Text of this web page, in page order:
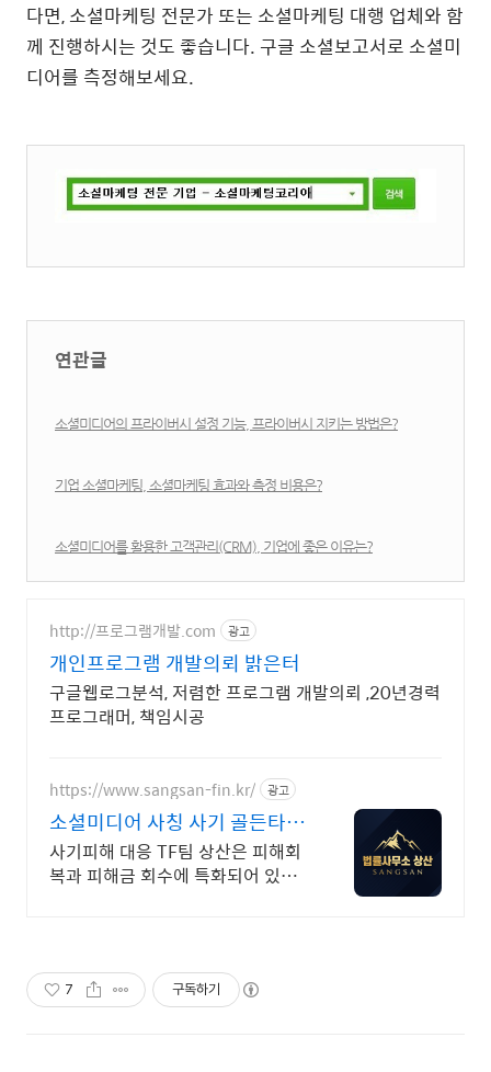
다면, 소셜마케팅 전문가 또는 소셜마케팅 대행 업체와 함
께 진행하시는 것도 좋습니다. 구글 소셜보고서로 소셜미
디어를 측정해보세요.
연관글
소셜미디어의 프라이버시 설정 기능, 프라이버시 지키는 방법은?
기업 소셜마케팅, 소셜마케팅 효과와 측정 비용은?
소셜미디어를 활용한 고객관리(CRM), 기업에 좋은 이유는?
http://프로그램개발.com 광고
개인프로그램 개발의뢰 밝은터
구글웹로그분석, 저렴한 프로그램 개발의뢰 ,20년경력
프로그래머, 책임시공
https://www.sangsan-fin.kr/ 광고
소셜미디어 사칭 사기 골든타임
대응
사기피해 대응 TF팀 상산은 피해회
복과 피해금 회수에 특화되어 있습
7 구독하기